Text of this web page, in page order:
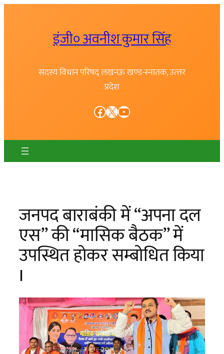
इंजी० अवनीश कुमार सिंह
सदस्य विधान परिषद् लखनऊ खण्ड-स्नातक, उत्त्तर
प्रदेश
Facebook X YouTube
जनपद बाराबंकी में “अपना दल
एस” की “मासिक बैठक” में
उपस्थित होकर सम्बोधित किया
I